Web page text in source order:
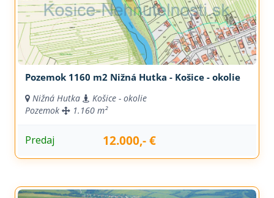
Pozemok 1160 m2 Nižná Hutka - Košice - okolie
Nižná Hutka
Košice - okolie
Pozemok
1.160 m²
Predaj 12.000,- €